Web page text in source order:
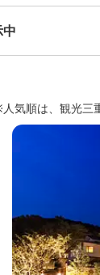
気順は、観光三